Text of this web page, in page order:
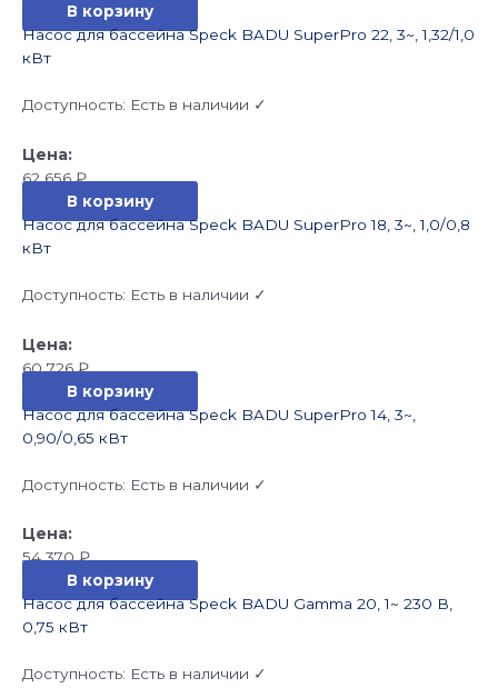
В корзину
Насос для бассейна Speck BADU SuperPro 22, 3~, 1,32/1,0
кВт
Доступность: Есть в наличии ✓
62 656₽
В корзину
Насос для бассейна Speck BADU SuperPro 18, 3~, 1,0/0,8
кВт
Доступность: Есть в наличии ✓
60 726₽
В корзину
Насос для бассейна Speck BADU SuperPro 14, 3~,
0,90/0,65 кВт
Доступность: Есть в наличии ✓
54 370₽
В корзину
Насос для бассейна Speck BADU Gamma 20, 1~ 230 В,
0,75 кВт
Доступность: Есть в наличии ✓